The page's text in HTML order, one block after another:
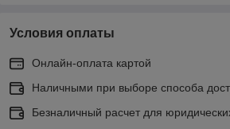
Условия оплаты
Онлайн-оплата картой
Наличными при выборе способа
Безналичный расчет для